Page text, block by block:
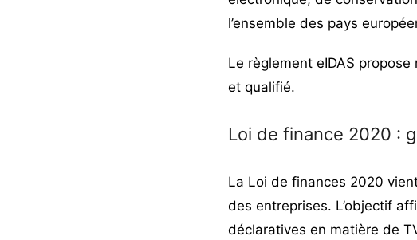
l’ensemble des pays
Le règlement eIDAS
et qualifié.
Loi de finance 2020 :
La Loi de finances 2020
des entreprises. L’objectif
déclaratives en matière de